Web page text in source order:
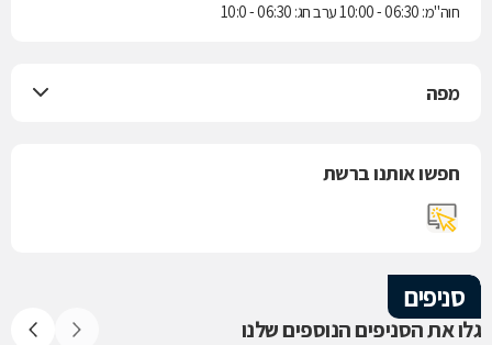
חוה"מ: 06:30 - 10:00 ערב חג: 06:30 - 10:0
מפה
חפשו אותנו ברשת
סניפים
גלו את הסניפים הנוספים שלנו